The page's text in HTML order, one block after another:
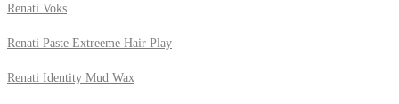
Renati Voks
Renati Paste Extreeme Hair Play
Renati Identity Mud Wax